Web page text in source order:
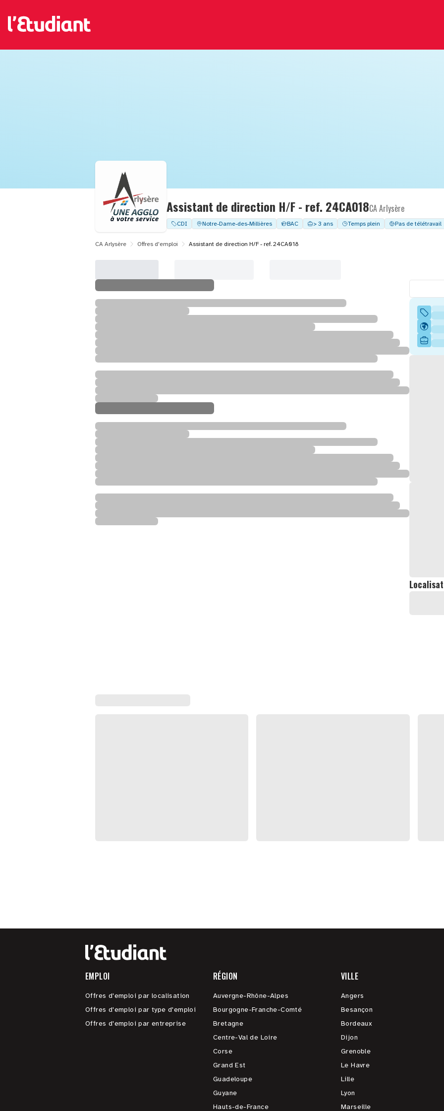
Assistant de direction H/F - ref. 24CA018CA Arlysère
CDI Notre-Dame-des-Millières BAC > 3 ans Temps plein Pas de télétravail
CA Arlysère Offres d'emploi Assistant de direction H/F - ref. 24CA018
EMPLOI
Offres d'emploi par localisation
Offres d'emploi par type d'emploi
Offres d'emploi par entreprise
RÉGION
Auvergne-Rhône-Alpes
Bourgogne-Franche-Comté
Bretagne
Centre-Val de Loire
Corse
Grand Est
Guadeloupe
Guyane
Hauts-de-France
VILLE
Angers
Besançon
Bordeaux
Dijon
Grenoble
Le Havre
Lille
Lyon
Marseille